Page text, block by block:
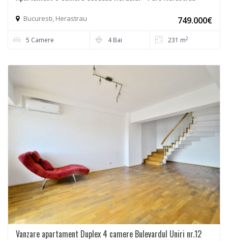
Bucuresti, Herastrau 749.000€
5 Camere 4 Bai 231 m2
Vanzare apartament Duplex 4 camere Bulevardul Uniri nr.12